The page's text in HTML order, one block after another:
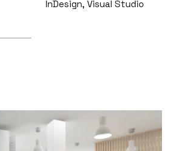
InDesign, Visual Studio